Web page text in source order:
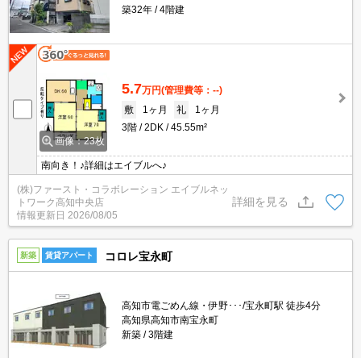
築32年
4階建
画像：23枚
5.7万円(管理費等：--)
敷
1ヶ月 礼
1ヶ月
3階
2DK 45.55m²
南向き！♪詳細はエイブルへ♪
(株)ファースト・コラボレーション エイブルネッ
トワーク高知中央店
情報更新日 2026/08/05
詳細を見る
新築 賃貸アパート コロレ宝永町
高知市電ごめん線・伊野･･･/宝永町駅 徒歩4分
高知県高知市南宝永町
新築
3階建